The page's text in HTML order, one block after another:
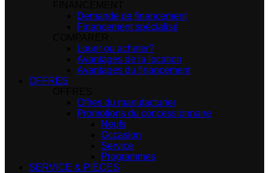
Demande de financement
Financement spécialisé
Louer ou acheter?
Avantages de la location
Avantages du financement
OFFRES
Offres du manufacturier
Promotions du concessionnaire
Neufs
Occasion
Service
Programmes
SERVICE & PIÈCES